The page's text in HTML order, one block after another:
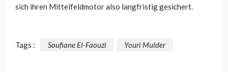
sich ihren Mittelfeldmotor also langfristig gesichert.
Tags : Soufiane El-Faouzi Youri Mulder